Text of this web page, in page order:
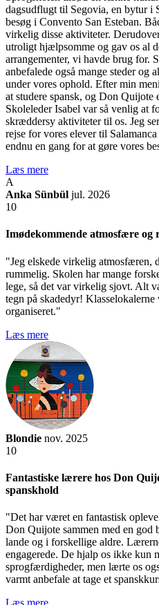
dagsudflugt til Segovia, en bytur i
besøg i Convento San Esteban.
virkelig disse aktiviteter.
utroligt hjælpsomme og gav os al
arrangementer, vi havde brug for.
anbefalede også mange steder og
under vores ophold. Efter min
at studere spansk, og Don Quijote
Skoleleder Isabel var så venlig at
skræddersy aktiviteter til os. Jeg
rejse for vores elever til
endnu en gang for at gøre vores
Læs mere
A
Anka Sünbül jul. 2026
10
Imødekommende atmosfære og
"Jeg elskede virkelig atmosfæren,
rummelig. Skolen har mange
lege, så det var virkelig sjovt. Alt
tegn på skadedyr!
organiseret."
Læs mere
Blondie nov. 2025
10
Fantastiske lærere hos Don
spanskhold
"Det har været en fantastisk
Don Quijote sammen med en
lande og i forskellige aldre.
engagerede. De hjalp os ikke kun
sprogfærdigheder, men lærte os
varmt anbefale at tage et